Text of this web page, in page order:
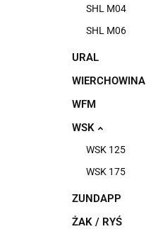
SHL M04
SHL M06
URAL
WIERCHOWINA
WFM
WSK
WSK 125
WSK 175
ZUNDAPP
ŻAK / RYŚ